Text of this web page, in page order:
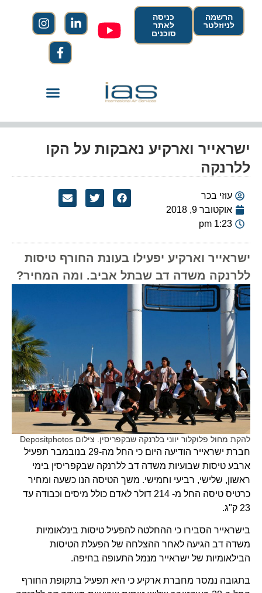
הרשמה
לניוזלטר
כניסה
לאתר
סוכנים
ישראייר וארקיע נאבקות על הקו
ללרנקה
עוזי בכר
אוקטובר 9, 2018
1:23 pm
ישראייר וארקיע יפעילו בעונת החורף טיסות
ללרנקה משדה דב שבתל אביב. ומה המחיר?
להקת מחול פלוקלור יווני בלרנקה שבקפריסין. צילום Depositphotos
חברת ישראייר הודיעה היום כי החל מה-29 בנובמבר תפעיל
ארבע טיסות שבועיות משדה דב ללרנקה שבקפריסין בימי
ראשון, שלישי, רביעי וחמישי. משך הטיסה הנו כשעה ומחיר
כרטיס טיסה החל מ- 214 דולר לאדם כולל מיסים וכבודה עד
23 ק"ג.
בישראייר הסבירו כי ההחלטה להפעיל טיסות בינלאומיות
משדה דב הגיעה לאחר ההצלחה של הפעלת הטיסות
הבילאומיות של ישראייר מנמל התעופה בחיפה.
בתגובה נמסר מחברת ארקיע כי היא תפעיל בתקופת החורף